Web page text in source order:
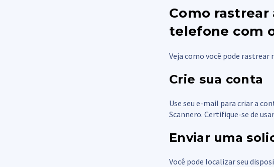
Como
telefone com
Veja como você pode
Crie sua conta
Use seu e-mail para criar a
Scannero. Certifique-se de
Enviar uma
Você pode localizar seu